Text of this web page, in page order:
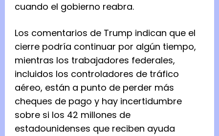
cuando el gobierno reabra.
Los comentarios de Trump indican que el
cierre podría continuar por algún tiempo,
mientras los trabajadores federales,
incluidos los controladores de tráfico
aéreo, están a punto de perder más
cheques de pago y hay incertidumbre
sobre si los 42 millones de
estadounidenses que reciben ayuda